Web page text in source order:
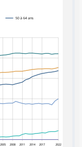
2005 2008 2011 2014 2017 2022
50 à 64 ans